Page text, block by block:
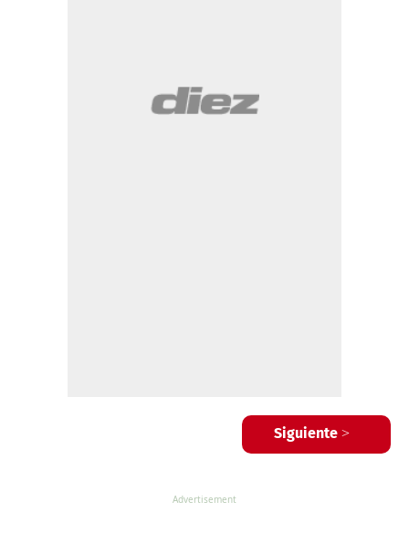
Siguiente >